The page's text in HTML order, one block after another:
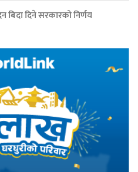
बिदा दिने सरकारको निर्णय